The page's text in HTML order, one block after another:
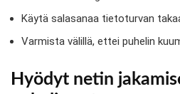
Käytä salasanaa tietoturvan
Varmista välillä, ettei puhelin
Hyödyt netin